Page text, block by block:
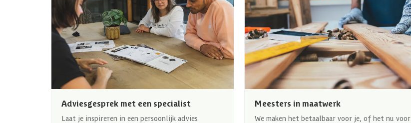
Adviesgesprek met een specialist
Laat je inspireren in een persoonlijk advies
Meesters in maatwerk
We maken het betaalbaar voor je, of het nu voor